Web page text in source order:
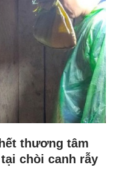
thương tâm
chòi canh rẫy